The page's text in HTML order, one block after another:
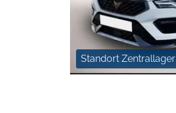
Standort Zentrallager